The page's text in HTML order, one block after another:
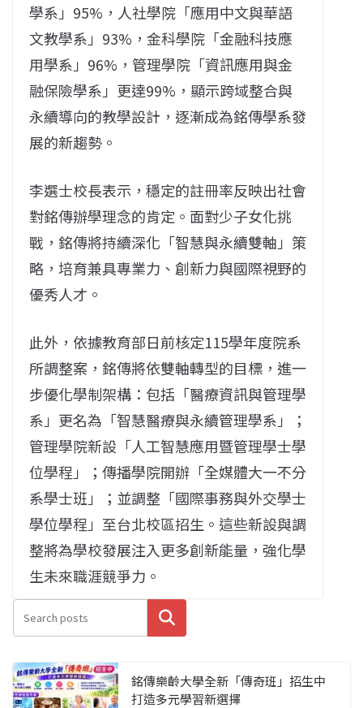
學系」95%，人社學院「應用中文與華語
文教學系」93%，金科學院「金融科技應
用學系」96%，管理學院「資訊應用與金
融保險學系」更達99%，顯示跨域整合與
永續導向的教學設計，逐漸成為銘傳學系發
展的新趨勢。
李選士校長表示，穩定的註冊率反映出社會
對銘傳辦學理念的肯定。面對少子女化挑
戰，銘傳將持續深化「智慧與永續雙軸」策
略，培育兼具專業力、創新力與國際視野的
優秀人才。
此外，依據教育部日前核定115學年度院系
所調整案，銘傳將依雙軸轉型的目標，進一
步優化學制架構：包括「醫療資訊與管理學
系」更名為「智慧醫療與永續管理學系」；
管理學院新設「人工智慧應用暨管理學士學
位學程」；傳播學院開辦「全媒體大一不分
系學士班」；並調整「國際事務與外交學士
學位學程」至台北校區招生。這些新設與調
整將為學校發展注入更多創新能量，強化學
生未來職涯競爭力。
搜尋
銘傳樂齡大學全新「傳奇班」招生中
打造多元學習新選擇